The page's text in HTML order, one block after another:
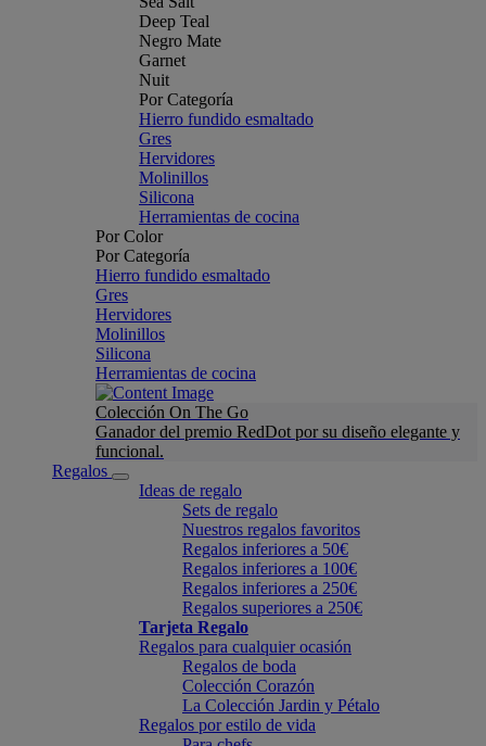
Deep Teal
Negro Mate
Garnet
Nuit
Por Categoría
Hierro fundido esmaltado
Gres
Hervidores
Molinillos
Silicona
Herramientas de cocina
Por Color
Por Categoría
Hierro fundido esmaltado
Gres
Hervidores
Molinillos
Silicona
Herramientas de cocina
Colección On The Go
Ganador del premio RedDot por su diseño elegante y
funcional.
Regalos
Ideas de regalo
Sets de regalo
Nuestros regalos favoritos
Regalos inferiores a 50€
Regalos inferiores a 100€
Regalos inferiores a 250€
Regalos superiores a 250€
Tarjeta Regalo
Regalos para cualquier ocasión
Regalos de boda
Colección Corazón
La Colección Jardin y Pétalo
Regalos por estilo de vida